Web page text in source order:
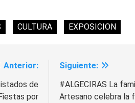
CULTURA EXPOSICION
Anterior:
de
por
Siguiente:
#ALGECIRAS La
Artesano celebra la